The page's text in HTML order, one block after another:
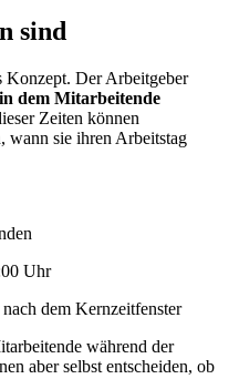
sind
Konzept. Der Arbeitgeber
dem Mitarbeitende
Zeiten können
wann sie ihren Arbeitstag
Uhr
dem Kernzeitfenster
während der
aber selbst entscheiden, ob